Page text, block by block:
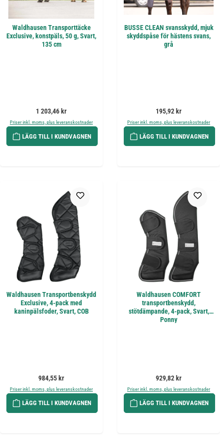
Waldhausen Transporttäcke
Exclusive, konstpäls, 50 g, Svart,
135 cm
Ordinarie pris:
1 203,46 kr
Priser inkl. moms, plus leveranskostnader
LÄGG TILL I KUNDVAGNEN
BUSSE CLEAN svansskydd, mjuk
skyddspåse för hästens svans,
grå
Ordinarie pris:
195,92 kr
Priser inkl. moms, plus leveranskostnader
LÄGG TILL I KUNDVAGNEN
Waldhausen Transportbenskydd
Exclusive, 4-pack med
kaninpälsfoder, Svart, COB
Ordinarie pris:
984,55 kr
Priser inkl. moms, plus leveranskostnader
LÄGG TILL I KUNDVAGNEN
Waldhausen COMFORT
transportbenskydd,
stötdämpande, 4-pack, Svart,
Ponny
Ordinarie pris:
929,82 kr
Priser inkl. moms, plus leveranskostnader
LÄGG TILL I KUNDVAGNEN